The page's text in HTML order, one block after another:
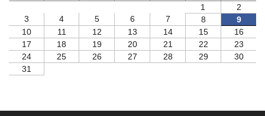
1
2
3
4 5 6 7 8
9
10
11 12 13 14 15
16
17
18 19 20 21 22
23
24
25 26 27 28 29
30
31